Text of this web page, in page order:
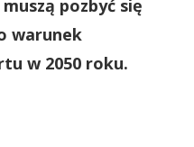
pozbyć się
warunek
w 2050 roku.